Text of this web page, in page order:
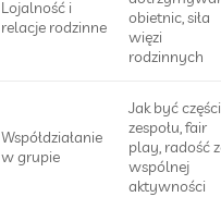
Lojalność i
relacje rodzinne
obietnic, siła
więzi
rodzinnych
Współdziałanie
w grupie
Jak być
zespołu, fair
play, radość
wspólnej
aktywności